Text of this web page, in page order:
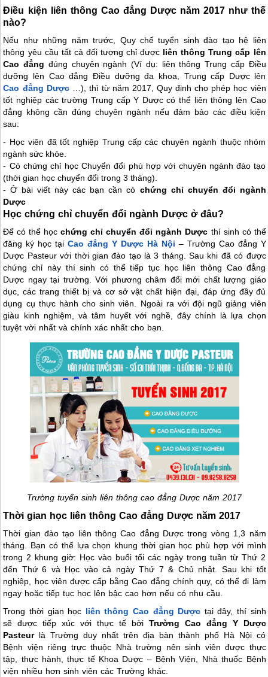
Điều kiện liên thông Cao đẳng Dược năm 2017 như thế
nào?
Nếu như những năm trước, Quy chế tuyển sinh đào tạo hệ liên
thông yêu cầu tất cả đối tượng chỉ được liên thông Trung cấp lên
Cao đẳng đúng chuyên ngành (Ví dụ: liên thông Trung cấp Điều
dưỡng lên Cao đẳng Điều dưỡng đa khoa, Trung cấp Dược lên
Cao đẳng Dược…), thì từ năm 2017, Quy định cho phép học viên
tốt nghiệp các trường Trung cấp Y Dược có thể liên thông lên Cao
đẳng không cần đúng chuyên ngành nếu đảm bảo các điều kiện
sau:
- Học viên đã tốt nghiệp Trung cấp các chuyên ngành thuộc nhóm
ngành sức khỏe.
- Có chứng chỉ học Chuyển đổi phù hợp với chuyên ngành đào tạo
(thời gian học chuyển đổi trong 3 tháng).
- Ở bài viết này các bạn cần có chứng chỉ chuyển đổi ngành
Dược
Học chứng chỉ chuyển đổi ngành Dược ở đâu?
Để có thể họcchứng chỉ chuyển đổi ngành Dược thí sinh có thể
đăng ký học tạiCao đẳng Y Dược Hà Nội – Trường Cao đẳng Y
Dược Pasteur với thời gian đào tạo là 3 tháng. Sau khi đã có được
chứng chỉ này thí sinh có thể tiếp tục học liên thông Cao đẳng
Dược ngay tại trường. Với phương châm đổi mới chất lượng giáo
dục, các trang thiết bị và cơ sở vật chất hiện đại, đáp ứng đầy đủ
dụng cụ thực hành cho sinh viên. Ngoài ra với đội ngũ giảng viên
giàu kinh nghiệm, và tâm huyết với nghề, đây chính là lựa chọn
tuyệt vời nhất và chính xác nhất cho bạn.
Trường tuyển sinh liên thông cao đẳng Dược năm 2017
Thời gian học liên thông Cao đẳng Dược năm 2017
Thời gian đào tạo liên thông Cao đẳng Dược trong vòng 1,3 năm
tháng. Bạn có thể lựa chọn khung thời gian học phù hợp với mình
trong 2 khung giờ: Học vào buổi tối các ngày trong tuần từ Thứ 2
đến Thứ 6 và Học vào cả ngày Thứ 7 & Chủ nhật. Sau khi tốt
nghiệp, học viên được cấp bằng Cao đẳng chính quy, có thể đi làm
ngay hoặc tiếp tục học lên bậc cao hơn nếu có nhu cầu.
Trong thời gian học liên thông Cao đẳng Dược tại đây, thí sinh
sẽ được tiếp xúc với thực tế bởi Trường Cao đẳng Y Dược
Pasteurlà Trường duy nhất trên địa bàn thành phố Hà Nội có
Bệnh viện riêng trực thuộc Nhà trường nên sinh viên được thực
tập, thực hành, thực tế Khoa Dược – Bệnh Viện, Nhà thuốc Bệnh
viện nhiều hơn sinh viên các Trường khác.